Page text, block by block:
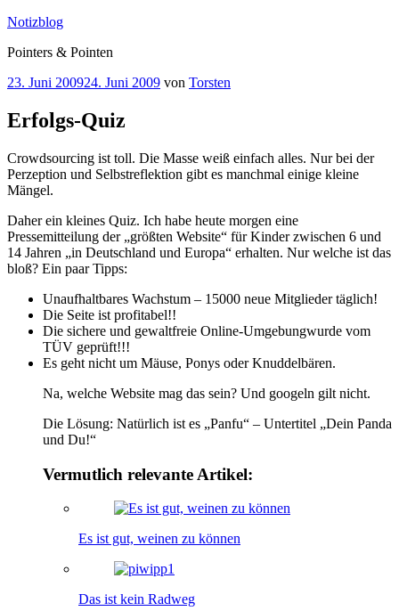
Zum
springen
Notizblog
Pointers & Pointen
Veröffentlicht
23. Juni 200924. Juni 2009 von Torsten
Erfolgs-Quiz
Crowdsourcing ist toll. Die Masse weiß einfach alles. Nur bei der
Perzeption und Selbstreflektion gibt es manchmal einige kleine
Mängel.
Daher ein kleines Quiz. Ich habe heute morgen eine
Pressemitteilung der „größten Website“ für Kinder zwischen 6 und
14 Jahren „in Deutschland und Europa“ erhalten. Nur welche ist das
bloß? Ein paar Tipps:
Unaufhaltbares Wachstum – 15000 neue Mitglieder täglich!
Die Seite ist profitabel!!
Die sichere und gewaltfreie Online-Umgebungwurde vom
TÜV geprüft!!!
Es geht nicht um Mäuse, Ponys oder Knuddelbären.
Na, welche Website mag das sein? Und googeln gilt nicht.
Die Lösung: Natürlich ist es „Panfu“ – Untertitel „Dein Panda
und Du!“
Vermutlich relevante Artikel:
Es ist gut, weinen zu können
Das ist kein Radweg